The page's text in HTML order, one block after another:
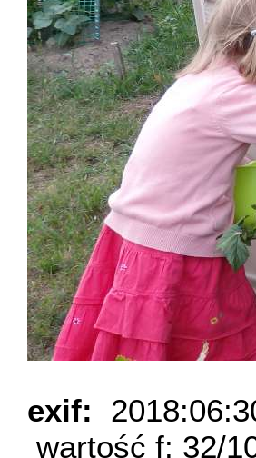
exif:
wartość f: 32/